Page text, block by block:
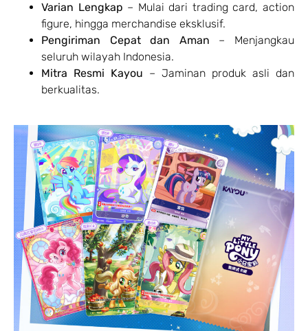
Varian Lengkap – Mulai dari trading card, action
figure, hingga merchandise eksklusif.
Pengiriman Cepat dan Aman – Menjangkau
seluruh wilayah Indonesia.
Mitra Resmi Kayou – Jaminan produk asli dan
berkualitas.